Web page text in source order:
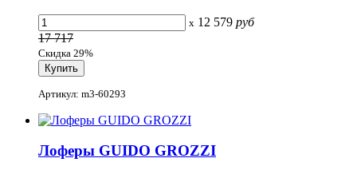
x 12 579 руб
17 717
Скидка 29%
Артикул: m3-60293
Лоферы GUIDO GROZZI